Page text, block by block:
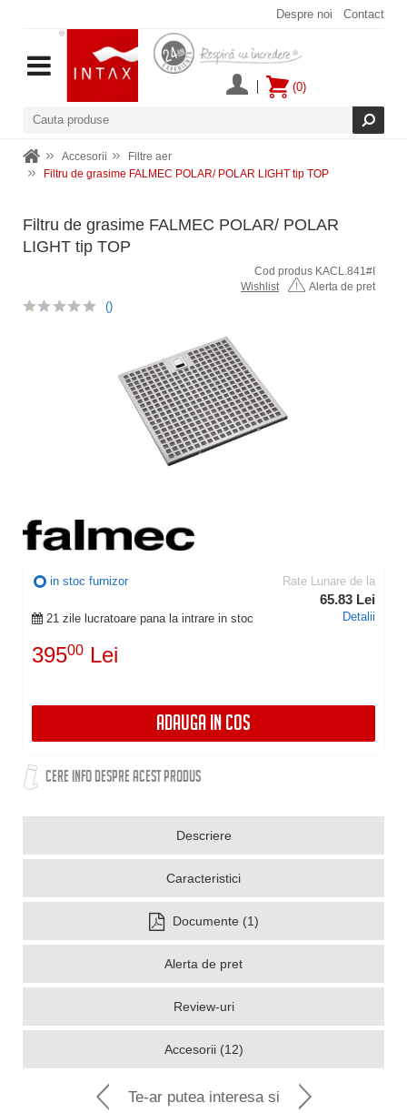
Despre noi Contact
(0)
Accesorii
Filtre aer
Filtru de grasime FALMEC POLAR/ POLAR LIGHT tip TOP
Filtru de grasime FALMEC POLAR/ POLAR
LIGHT tip TOP
Cod produs KACL.841#I
Wishlist
Alerta de pret
()
in stoc furnizor
21 zile lucratoare pana la intrare in stoc
39500 Lei
Rate Lunare de la
65.83 Lei
Detalii
ADAUGA IN COS
CERE INFO DESPRE ACEST PRODUS
Descriere
Caracteristici
Documente (1)
Alerta de pret
Review-uri
Accesorii (12)
Te-ar putea interesa si